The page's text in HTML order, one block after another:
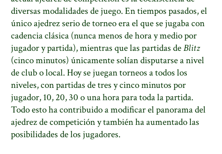
diversas modalidades de juego. En tiempos pasados, el
único ajedrez serio de torneo era el que se jugaba con
cadencia clásica (nunca menos de hora y medio por
jugador y partida), mientras que las partidas deBlitz
(cinco minutos) únicamente solían disputarse a nivel
de club o local. Hoy se juegan torneos a todos los
niveles, con partidas de tres y cinco minutos por
jugador, 10, 20, 30 o una hora para toda la partida.
Todo esto ha contribuido a modificar el panorama del
ajedrez de competición y también ha aumentado las
posibilidades de los jugadores.